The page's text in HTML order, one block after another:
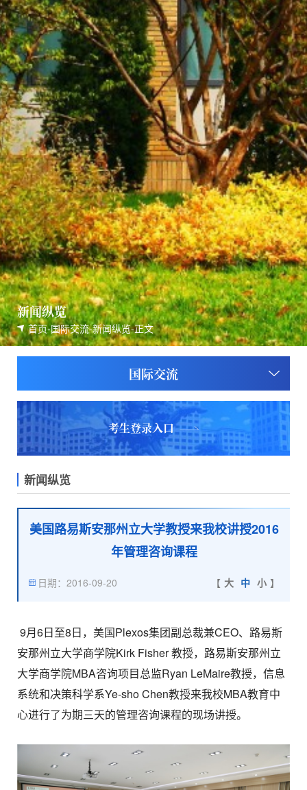
新闻纵览
首页-国际交流-新闻纵览-正文
国际交流
考生登录入口
新闻纵览
美国路易斯安那州立大学教授来我校讲授2016
年管理咨询课程
日期：2016-09-20 【 大 中 小 】
9月6日至8日，美国Plexos集团副总裁兼CEO、路易斯
安那州立大学商学院Kirk Fisher 教授，路易斯安那州立
大学商学院MBA咨询项目总监Ryan LeMaire教授，信息
系统和决策科学系Ye-sho Chen教授来我校MBA教育中
心进行了为期三天的管理咨询课程的现场讲授。